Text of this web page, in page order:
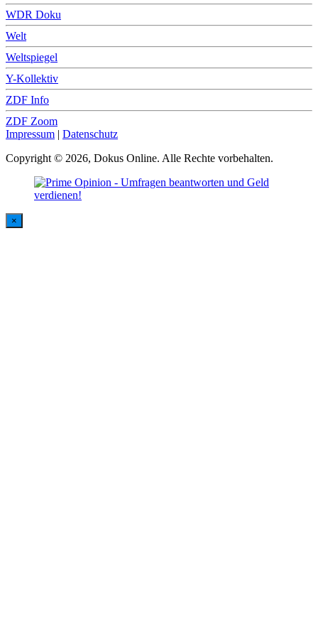
WDR Doku
Welt
Weltspiegel
Y-Kollektiv
ZDF Info
ZDF Zoom
Impressum | Datenschutz
Copyright © 2026, Dokus Online. Alle Rechte vorbehalten.
×